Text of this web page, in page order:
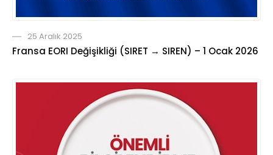
25 Aralık 2025
Fransa EORI Değişikliği (SIRET → SIREN) – 1 Ocak 2026